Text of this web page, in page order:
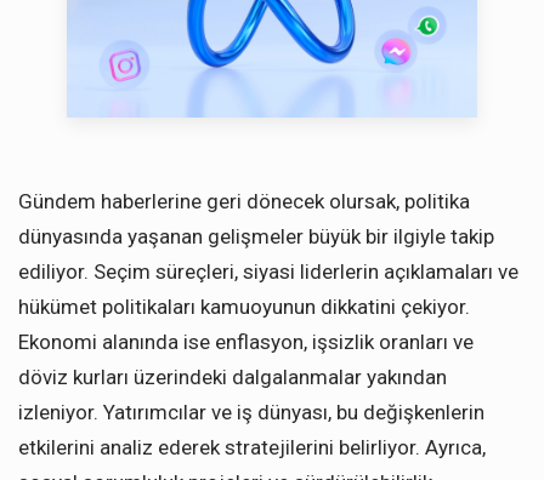
Gündem haberlerine geri dönecek olursak, politika
dünyasında yaşanan gelişmeler büyük bir ilgiyle takip
ediliyor. Seçim süreçleri, siyasi liderlerin açıklamaları ve
hükümet politikaları kamuoyunun dikkatini çekiyor.
Ekonomi alanında ise enflasyon, işsizlik oranları ve
döviz kurları üzerindeki dalgalanmalar yakından
izleniyor. Yatırımcılar ve iş dünyası, bu değişkenlerin
etkilerini analiz ederek stratejilerini belirliyor. Ayrıca,